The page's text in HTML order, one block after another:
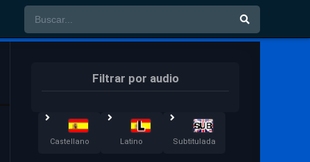
Filtrar por audio
Castellano Latino Subtitulada